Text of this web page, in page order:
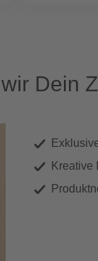
Dein
Kreative